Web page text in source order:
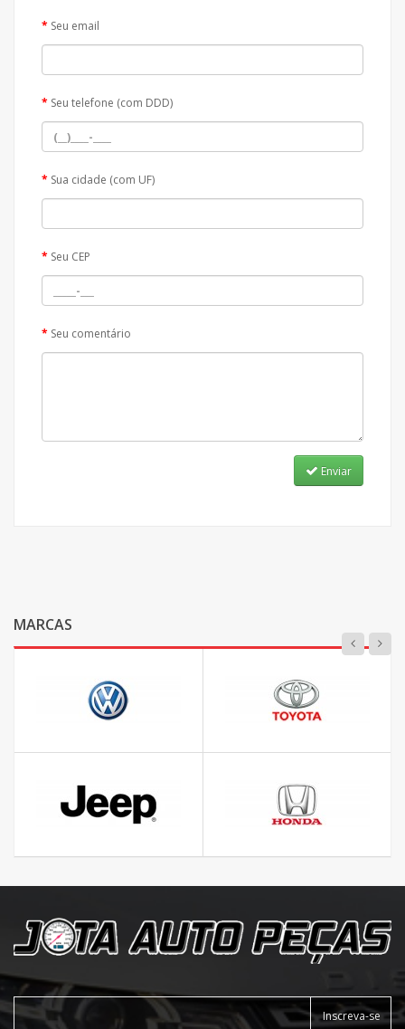
Seu email
Seu telefone (com DDD)
Sua cidade (com UF)
Seu CEP
Seu comentário
Enviar
MARCAS
Inscreva-se